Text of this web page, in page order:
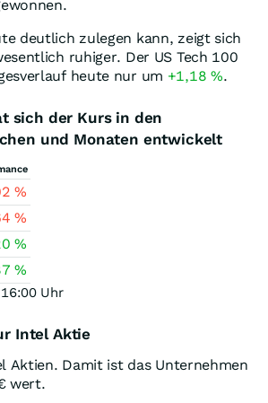
deutlich zulegen kann, zeigt sich
ruhiger. Der US Tech 100
heute nur um +1,18 %.
sich der Kurs in den
und Monaten entwickelt
%
%
%
%
Uhr
Intel Aktie
Aktien. Damit ist das Unternehmen
wert.